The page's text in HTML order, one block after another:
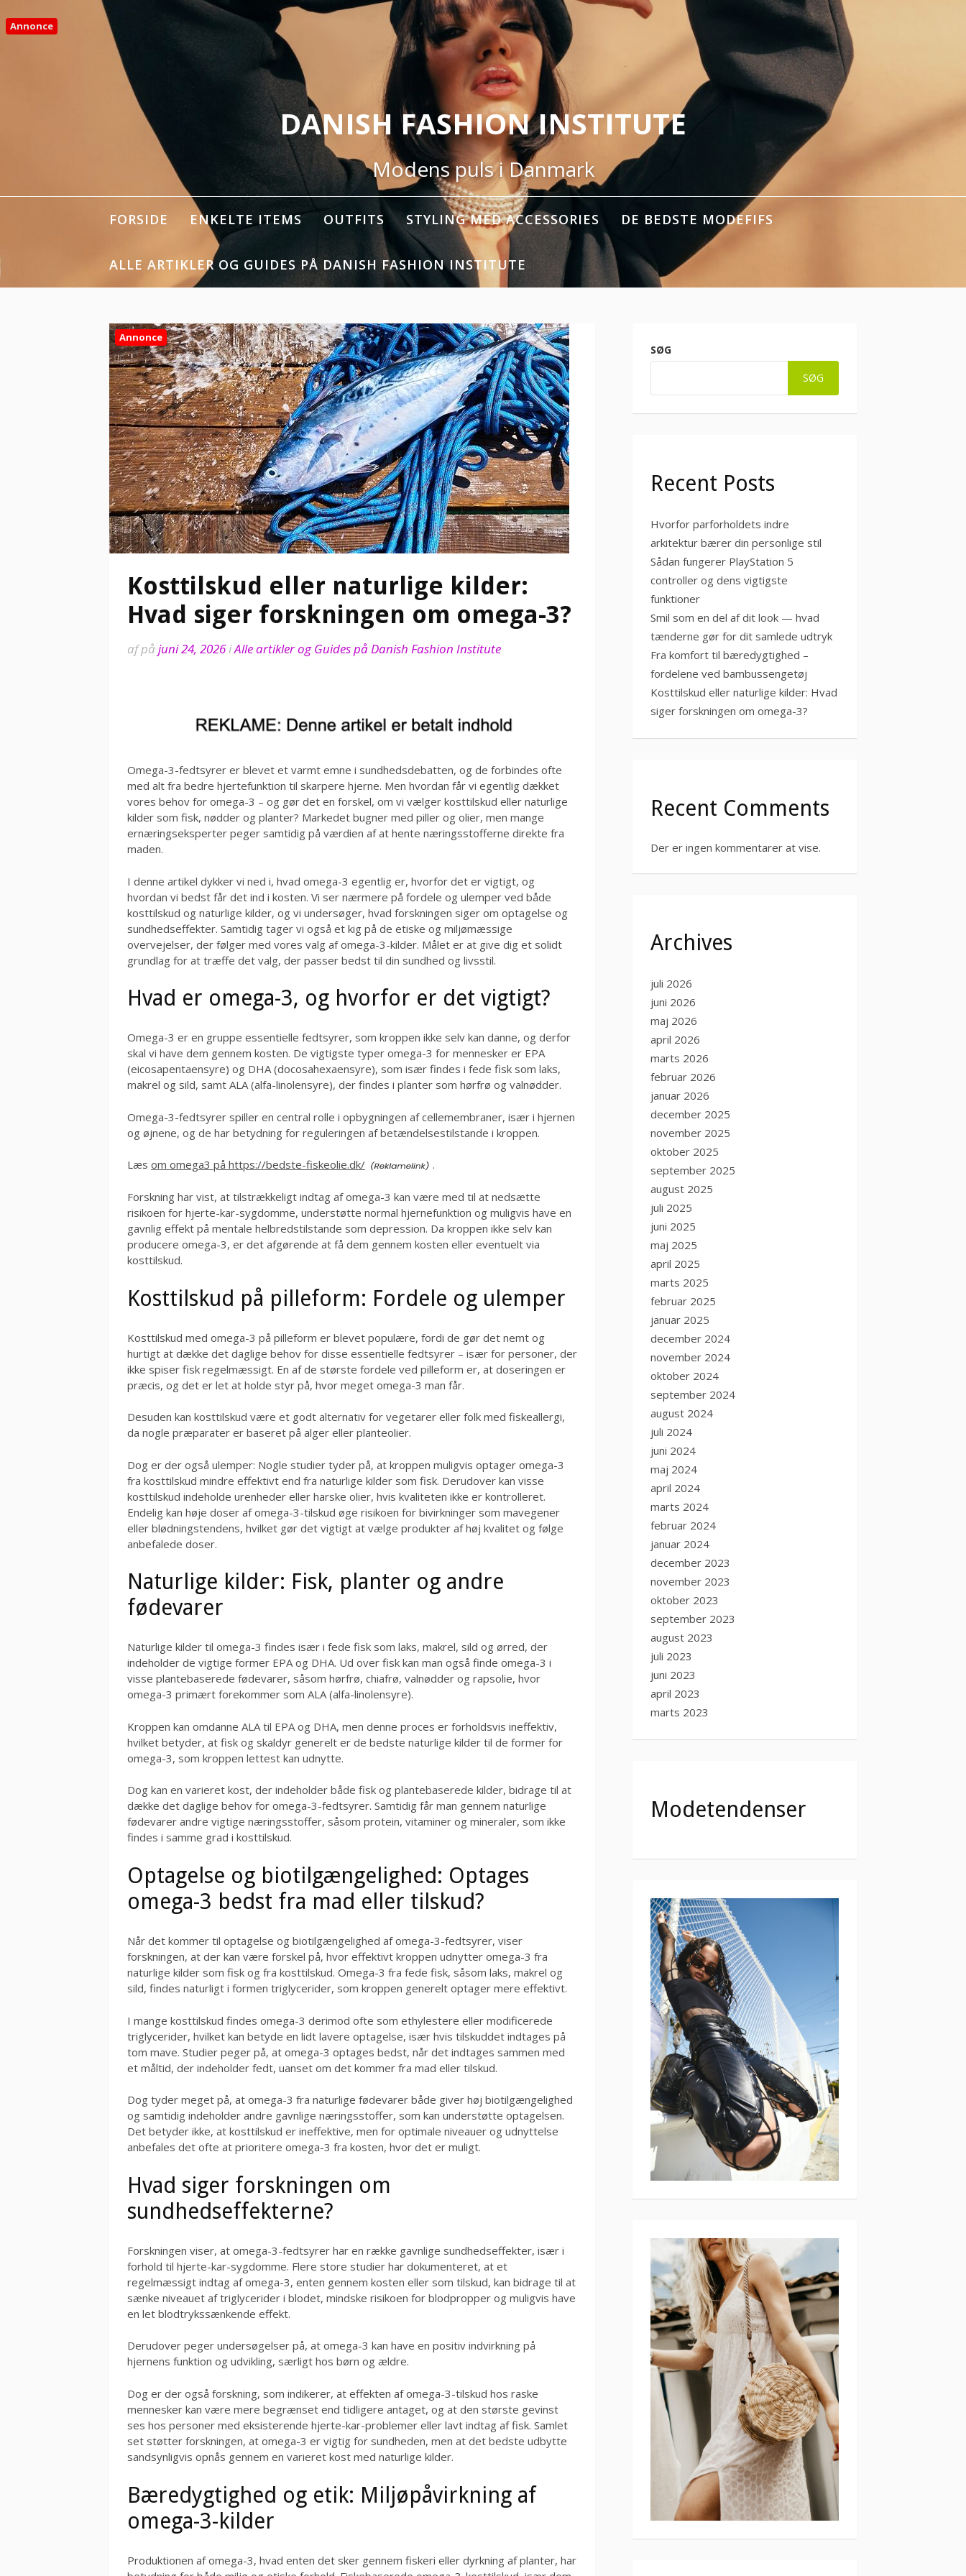
Annonce
til
indhold
DANISH FASHION INSTITUTE
Modens puls i Danmark
FORSIDE ENKELTE ITEMS OUTFITS STYLING MED ACCESSORIES DE BEDSTE MODEFIFS
ALLE ARTIKLER OG GUIDES PÅ DANISH FASHION INSTITUTE
Annonce
Kosttilskud eller naturlige kilder:
Hvad siger forskningen om omega-3?
afpå juni 24, 2026iAlle artikler og Guides på Danish Fashion Institute
Omega-3-fedtsyrer er blevet et varmt emne i sundhedsdebatten, og de forbindes ofte
med alt fra bedre hjertefunktion til skarpere hjerne. Men hvordan får vi egentlig dækket
vores behov for omega-3 – og gør det en forskel, om vi vælger kosttilskud eller naturlige
kilder som fisk, nødder og planter? Markedet bugner med piller og olier, men mange
ernæringseksperter peger samtidig på værdien af at hente næringsstofferne direkte fra
maden.
I denne artikel dykker vi ned i, hvad omega-3 egentlig er, hvorfor det er vigtigt, og
hvordan vi bedst får det ind i kosten. Vi ser nærmere på fordele og ulemper ved både
kosttilskud og naturlige kilder, og vi undersøger, hvad forskningen siger om optagelse og
sundhedseffekter. Samtidig tager vi også et kig på de etiske og miljømæssige
overvejelser, der følger med vores valg af omega-3-kilder. Målet er at give dig et solidt
grundlag for at træffe det valg, der passer bedst til din sundhed og livsstil.
Hvad er omega-3, og hvorfor er det vigtigt?
Omega-3 er en gruppe essentielle fedtsyrer, som kroppen ikke selv kan danne, og derfor
skal vi have dem gennem kosten. De vigtigste typer omega-3 for mennesker er EPA
(eicosapentaensyre) og DHA (docosahexaensyre), som især findes i fede fisk som laks,
makrel og sild, samt ALA (alfa-linolensyre), der findes i planter som hørfrø og valnødder.
Omega-3-fedtsyrer spiller en central rolle i opbygningen af cellemembraner, især i hjernen
og øjnene, og de har betydning for reguleringen af betændelsestilstande i kroppen.
Læs om omega3 på https://bedste-fiskeolie.dk/ .
Forskning har vist, at tilstrækkeligt indtag af omega-3 kan være med til at nedsætte
risikoen for hjerte-kar-sygdomme, understøtte normal hjernefunktion og muligvis have en
gavnlig effekt på mentale helbredstilstande som depression. Da kroppen ikke selv kan
producere omega-3, er det afgørende at få dem gennem kosten eller eventuelt via
kosttilskud.
Kosttilskud på pilleform: Fordele og ulemper
Kosttilskud med omega-3 på pilleform er blevet populære, fordi de gør det nemt og
hurtigt at dække det daglige behov for disse essentielle fedtsyrer – især for personer, der
ikke spiser fisk regelmæssigt. En af de største fordele ved pilleform er, at doseringen er
præcis, og det er let at holde styr på, hvor meget omega-3 man får.
Desuden kan kosttilskud være et godt alternativ for vegetarer eller folk med fiskeallergi,
da nogle præparater er baseret på alger eller planteolier.
Dog er der også ulemper: Nogle studier tyder på, at kroppen muligvis optager omega-3
fra kosttilskud mindre effektivt end fra naturlige kilder som fisk. Derudover kan visse
kosttilskud indeholde urenheder eller harske olier, hvis kvaliteten ikke er kontrolleret.
Endelig kan høje doser af omega-3-tilskud øge risikoen for bivirkninger som mavegener
eller blødningstendens, hvilket gør det vigtigt at vælge produkter af høj kvalitet og følge
anbefalede doser.
Naturlige kilder: Fisk, planter og andre
fødevarer
Naturlige kilder til omega-3 findes især i fede fisk som laks, makrel, sild og ørred, der
indeholder de vigtige former EPA og DHA. Ud over fisk kan man også finde omega-3 i
visse plantebaserede fødevarer, såsom hørfrø, chiafrø, valnødder og rapsolie, hvor
omega-3 primært forekommer som ALA (alfa-linolensyre).
Kroppen kan omdanne ALA til EPA og DHA, men denne proces er forholdsvis ineffektiv,
hvilket betyder, at fisk og skaldyr generelt er de bedste naturlige kilder til de former for
omega-3, som kroppen lettest kan udnytte.
Dog kan en varieret kost, der indeholder både fisk og plantebaserede kilder, bidrage til at
dække det daglige behov for omega-3-fedtsyrer. Samtidig får man gennem naturlige
fødevarer andre vigtige næringsstoffer, såsom protein, vitaminer og mineraler, som ikke
findes i samme grad i kosttilskud.
Optagelse og biotilgængelighed: Optages
omega-3 bedst fra mad eller tilskud?
Når det kommer til optagelse og biotilgængelighed af omega-3-fedtsyrer, viser
forskningen, at der kan være forskel på, hvor effektivt kroppen udnytter omega-3 fra
naturlige kilder som fisk og fra kosttilskud. Omega-3 fra fede fisk, såsom laks, makrel og
sild, findes naturligt i formen triglycerider, som kroppen generelt optager mere effektivt.
I mange kosttilskud findes omega-3 derimod ofte som ethylestere eller modificerede
triglycerider, hvilket kan betyde en lidt lavere optagelse, især hvis tilskuddet indtages på
tom mave. Studier peger på, at omega-3 optages bedst, når det indtages sammen med
et måltid, der indeholder fedt, uanset om det kommer fra mad eller tilskud.
Dog tyder meget på, at omega-3 fra naturlige fødevarer både giver høj biotilgængelighed
og samtidig indeholder andre gavnlige næringsstoffer, som kan understøtte optagelsen.
Det betyder ikke, at kosttilskud er ineffektive, men for optimale niveauer og udnyttelse
anbefales det ofte at prioritere omega-3 fra kosten, hvor det er muligt.
Hvad siger forskningen om
sundhedseffekterne?
Forskningen viser, at omega-3-fedtsyrer har en række gavnlige sundhedseffekter, især i
forhold til hjerte-kar-sygdomme. Flere store studier har dokumenteret, at et
regelmæssigt indtag af omega-3, enten gennem kosten eller som tilskud, kan bidrage til at
sænke niveauet af triglycerider i blodet, mindske risikoen for blodpropper og muligvis have
en let blodtrykssænkende effekt.
Derudover peger undersøgelser på, at omega-3 kan have en positiv indvirkning på
hjernens funktion og udvikling, særligt hos børn og ældre.
Dog er der også forskning, som indikerer, at effekten af omega-3-tilskud hos raske
mennesker kan være mere begrænset end tidligere antaget, og at den største gevinst
ses hos personer med eksisterende hjerte-kar-problemer eller lavt indtag af fisk. Samlet
set støtter forskningen, at omega-3 er vigtig for sundheden, men at det bedste udbytte
sandsynligvis opnås gennem en varieret kost med naturlige kilder.
Bæredygtighed og etik: Miljøpåvirkning af
omega-3-kilder
Produktionen af omega-3, hvad enten det sker gennem fiskeri eller dyrkning af planter, har
SØG
SØG
Recent Posts
Hvorfor parforholdets indre
arkitektur bærer din personlige stil
Sådan fungerer PlayStation 5
controller og dens vigtigste
funktioner
Smil som en del af dit look — hvad
tænderne gør for dit samlede udtryk
Fra komfort til bæredygtighed –
fordelene ved bambussengetøj
Kosttilskud eller naturlige kilder: Hvad
siger forskningen om omega-3?
Recent Comments
Der er ingen kommentarer at vise.
Archives
juli 2026
juni 2026
maj 2026
april 2026
marts 2026
februar 2026
januar 2026
december 2025
november 2025
oktober 2025
september 2025
august 2025
juli 2025
juni 2025
maj 2025
april 2025
marts 2025
februar 2025
januar 2025
december 2024
november 2024
oktober 2024
september 2024
august 2024
juli 2024
juni 2024
maj 2024
april 2024
marts 2024
februar 2024
januar 2024
december 2023
november 2023
oktober 2023
september 2023
august 2023
juli 2023
juni 2023
april 2023
marts 2023
Modetendenser